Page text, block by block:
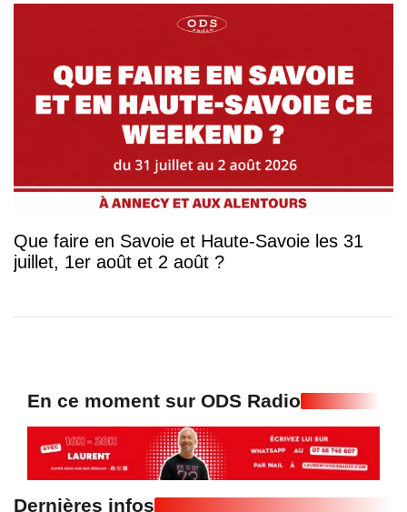
Que faire en Savoie et Haute-Savoie les 31
juillet, 1er août et 2 août ?
En ce moment sur ODS Radio
Dernières infos